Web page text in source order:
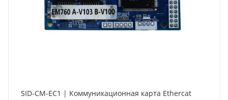
SID-CM-EC1 | Коммуникационная карта Ethercat